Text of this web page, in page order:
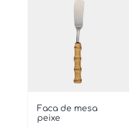
Faca de mesa
peixe